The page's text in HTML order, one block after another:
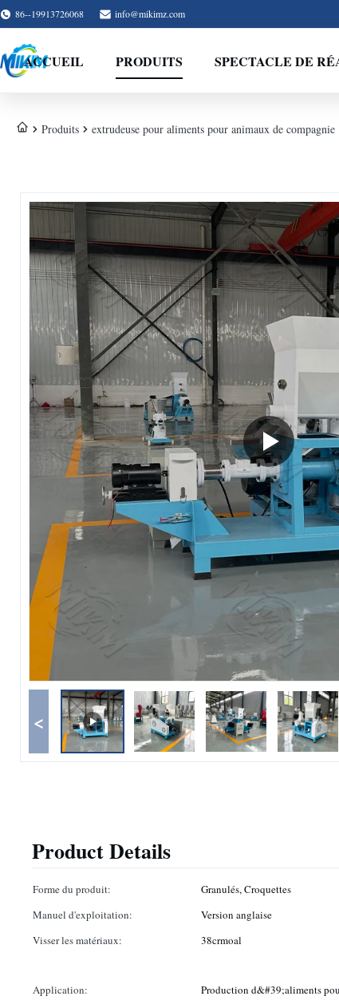
86--19913726068 info@mikimz.com
ACCUEIL PRODUITS SPECTACLE DE
Produits extrudeuse pour aliments pour animaux de compagnie
<
Product Details
Forme du produit: Granulés, Croquettes
Manuel d'exploitation:
Version anglaise
Visser les matériaux:
38crmoal
Application:
Production d&#39;aliments